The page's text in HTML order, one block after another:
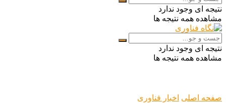
نتیجه ای وجود ندارد
مشاهده همه نتیجه ها
نتیجه ای وجود ندارد
مشاهده همه نتیجه ها
صفحه اصلی اخبار فناوری